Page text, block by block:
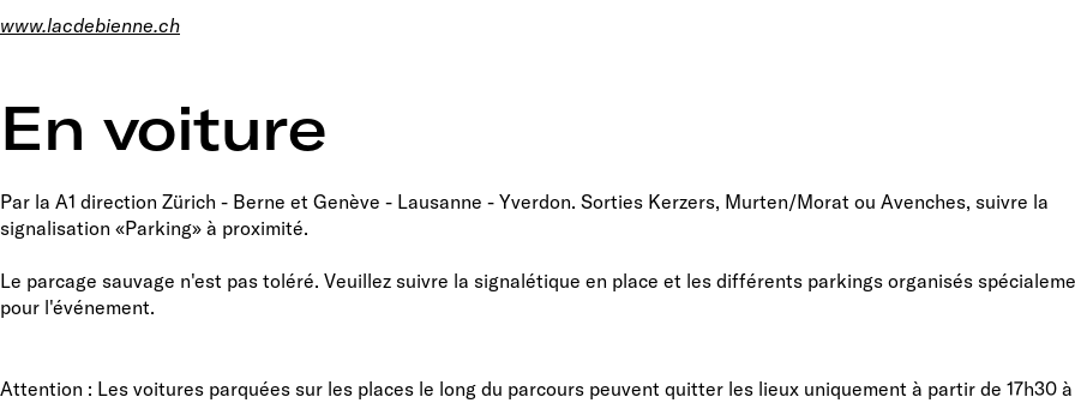
www.lacdebienne.ch
En voiture
Par la A1 direction Zürich - Berne et Genève - Lausanne - Yverdon. Sorties Kerzers, Murten/Morat ou Avenches, suivre la
signalisation «Parking» à proximité.
Le parcage sauvage n'est pas toléré. Veuillez suivre la signalétique en place et les différents parkings organisés
pour l'événement.
Attention : Les voitures parquées sur les places le long du parcours peuvent quitter les lieux uniquement à partir de 17h30 à